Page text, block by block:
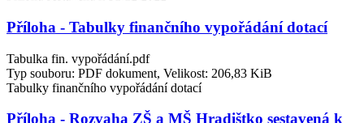
Příloha - Tabulky finančního vypořádání dotací
Tabulka fin. vypořádání.pdf
Typ souboru: PDF dokument, Velikost: 206,83 KiB
Tabulky finančního vypořádání dotací
Příloha - Rozvaha ZŠ a MŠ Hradištko sestavená k